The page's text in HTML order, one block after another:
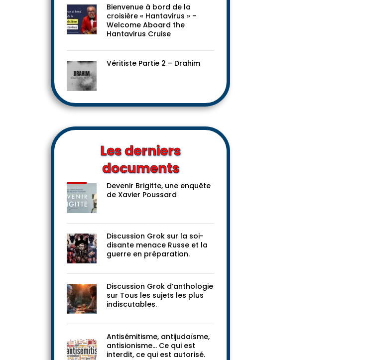
Bienvenue à bord de la
croisière « Hantavirus » –
Welcome Aboard the
Hantavirus Cruise
Véritiste Partie 2 – Drahim
Les derniers
documents
Devenir Brigitte, une enquête
de Xavier Poussard
Discussion Grok sur la soi-
disante menace Russe et la
guerre en préparation.
Discussion Grok d’anthologie
sur Tous les sujets les plus
indiscutables.
Antisémitisme, antijudaïsme,
antisionisme… Ce qui est
interdit, ce qui est autorisé.